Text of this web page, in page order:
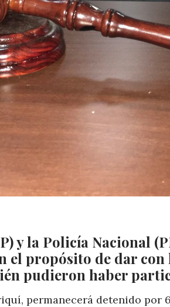
y la Policía Nacional
el propósito de dar con
pudieron haber
permanecerá detenido por